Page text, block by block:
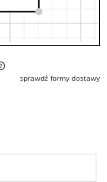
sprawdź formy dostawy